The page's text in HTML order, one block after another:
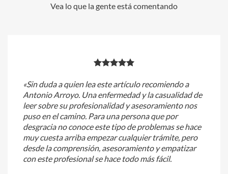
Vea lo que la gente está comentando
«Sin duda a quien lea este artículo recomiendo a
Antonio Arroyo. Una enfermedad y la casualidad de
leer sobre su profesionalidad y asesoramiento nos
puso en el camino. Para una persona que por
desgracia no conoce este tipo de problemas se hace
muy cuesta arriba empezar cualquier trámite, pero
desde la comprensión, asesoramiento y empatizar
con este profesional se hace todo más fácil.